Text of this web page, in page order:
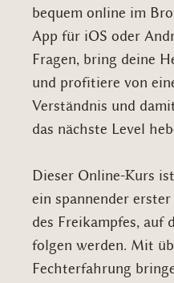
bequem online im
App für iOS oder
Fragen, bring deine
und profitiere von
Verständnis und
das nächste Level
Dieser Online-Kurs
ein spannender
des Freikampfes, auf
folgen werden. Mit
Fechterfahrung